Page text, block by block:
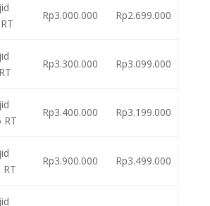
Rp3.000.000 Rp2.699.000
Rp3.300.000 Rp3.099.000
RT
Rp3.400.000 Rp3.199.000
RT
Rp3.900.000 Rp3.499.000